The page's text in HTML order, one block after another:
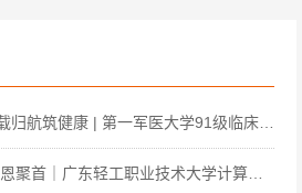
第一军医大学91级临床·中医·医工本科毕业三十周年聚会
轻工职业技术大学计算机软件031班毕业二十周年聚会